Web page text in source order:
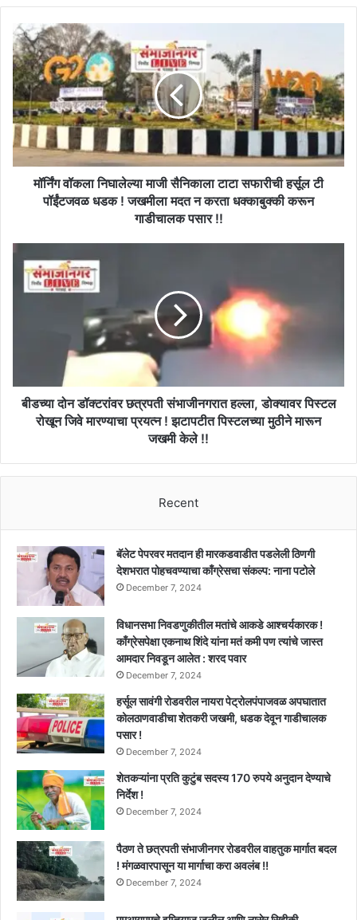
मॉर्निंग
वॉकला
निघालेल्या
माजी
सैनिकाला
टाटा
सफारीची
हर्सूल
टी
पॉईंटजवळ
करता
मॉर्निंग वॉकला निघालेल्या माजी सैनिकाला टाटा सफारीची हर्सूल टी
पॉईंटजवळ धडक ! जखमीला मदत न करता धक्काबुक्की करून
गाडीचालक पसार !!
बीडच्या
दोन
डॉक्टरांवर
रोखून
जिवे
मारण्याचा
झटापटीत
केले
बीडच्या दोन डॉक्टरांवर छत्रपती संभाजीनगरात हल्ला, डोक्यावर पिस्टल
रोखून जिवे मारण्याचा प्रयत्न ! झटापटीत पिस्टलच्या मुठीने मारून
जखमी केले !!
Recent
बॅलेट पेपरवर मतदान ही मारकडवाडीत पडलेली ठिणगी
देशभरात पोहचवण्याचा काँग्रेसचा संकल्प: नाना पटोले
December 7, 2024
विधानसभा निवडणुकीतील मतांचे आकडे आश्चर्यकारक !
काँग्रेसपेक्षा एकनाथ शिंदे यांना मतं कमी पण त्यांचे जास्त
आमदार निवडून आलेत : शरद पवार
December 7, 2024
हर्सूल सावंगी रोडवरील नायरा पेट्रोलपंपाजवळ अपघातात
कोलठाणवाडीचा शेतकरी जखमी, धडक देवून गाडीचालक
पसार !
December 7, 2024
शेतकऱ्यांना प्रति कुटुंब सदस्य 170 रुपये अनुदान देण्याचे
निर्देश !
December 7, 2024
पैठण ते छत्रपती संभाजीनगर रोडवरील वाहतुक मार्गात बदल
! मंगळवारपासून या मार्गाचा करा अवलंब !!
December 7, 2024